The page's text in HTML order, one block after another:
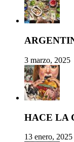
3 marzo, 2025
HACE LA
13 enero, 2025